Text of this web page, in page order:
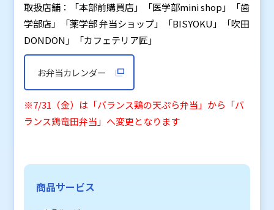
取扱店舗：「本部前購買店」「医学部mini shop」「歯
学部店」「薬学部 弁当ショップ」「BISYOKU」「吹田
DONDON」「カフェテリア匠」
お弁当カレンダー
※7/31（金）は「バランス鶏の天ぷら弁当」から「バ
ランス鶏竜田弁当」へ変更となります
商品サービス